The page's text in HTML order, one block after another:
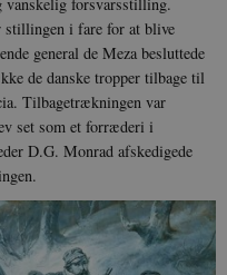
stillingen i fare for at blive
general de Meza besluttede
de danske tropper tilbage til
Tilbagetrækningen var
set som et forræderi i
D.G. Monrad afskedigede